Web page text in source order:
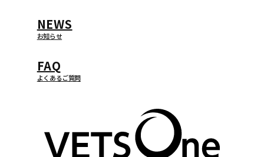
NEWS
お知らせ
FAQ
よくあるご質問